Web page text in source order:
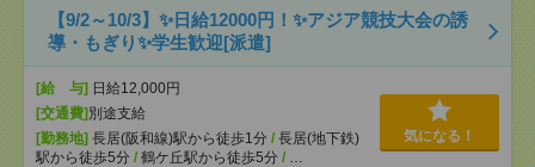
【9/2～10/3】✨日給12000円！✨アジア競技大会の誘
導・もぎり✨学生歓迎[派遣]
[給 与] 日給12,000円
[交通費] 別途支給
[勤務地] 長居(阪和線)駅から徒歩1分 / 長居(地下鉄)
駅から徒歩5分 / 鶴ケ丘駅から徒歩5分 / …
気になる！